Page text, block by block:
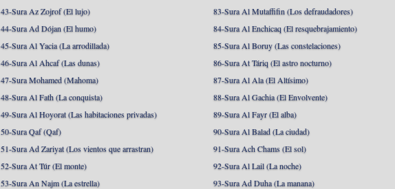
43-Sura Az Zojrof (El lujo)
44-Sura Ad Dójan (El humo)
45-Sura Al Yacia (La arrodillada)
46-Sura Al Ahcaf (Las dunas)
47-Sura Mohamed (Mahoma)
48-Sura Al Fath (La conquista)
49-Sura Al Hoyorat (Las habitaciones privadas)
50-Sura Qaf (Qaf)
51-Sura Ad Zariyat (Los vientos que arrastran)
52-Sura At Túr (El monte)
53-Sura An Najm (La estrella)
83-Sura Al Mutaffifin (Los defraudadores)
84-Sura Al Enchicaq (El resquebrajamiento)
85-Sura Al Boruy (Las constelaciones)
86-Sura At Táriq (El astro nocturno)
87-Sura Al Ala (El Altísimo)
88-Sura Al Gachia (El Envolvente)
89-Sura Al Fayr (El alba)
90-Sura Al Balad (La ciudad)
91-Sura Ach Chams (El sol)
92-Sura Al Lail (La noche)
93-Sura Ad Duha (La manana)